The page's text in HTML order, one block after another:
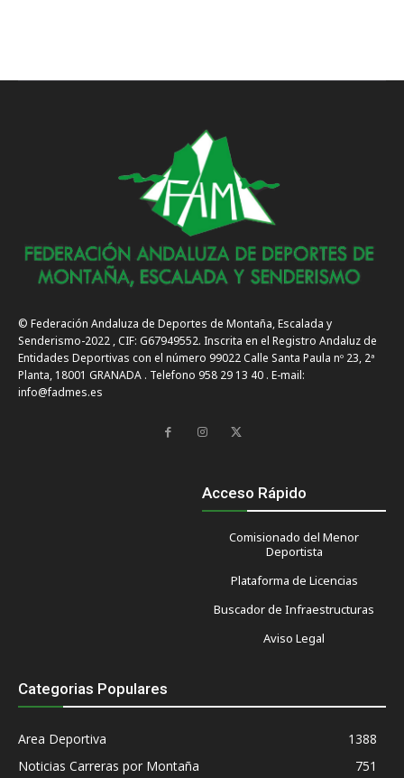
© Federación Andaluza de Deportes de Montaña, Escalada y
Senderismo-2022 , CIF: G67949552. Inscrita en el Registro Andaluz de
Entidades Deportivas con el número 99022 Calle Santa Paula nº 23, 2ª
Planta, 18001 GRANADA . Telefono 958 29 13 40 . E-mail:
info@fadmes.es
Acceso Rápido
Comisionado del Menor
Deportista
Plataforma de Licencias
Buscador de Infraestructuras
Aviso Legal
Categorias Populares
Area Deportiva
1388
Noticias Carreras por Montaña
751